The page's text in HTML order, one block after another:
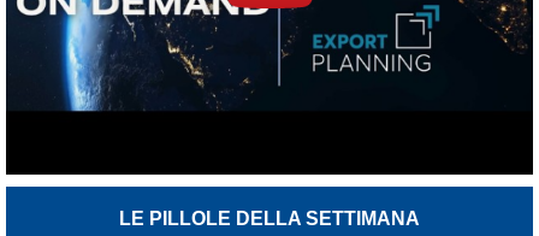
LE PILLOLE DELLA SETTIMANA